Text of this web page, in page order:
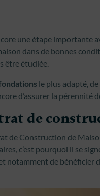
une étape importante
dans de bonnes
être étudiée.
le plus adapté,
d’assurer la pérennité
de
de Construction de
c’est pourquoi il se
notamment de bénéficier